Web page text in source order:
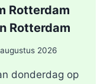
Rotterdam
Rotterdam
2026
donderdag op